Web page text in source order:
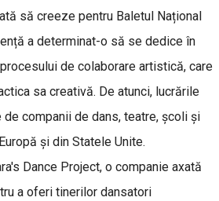
să creeze pentru Baletul Național
a determinat-o să se dedice în
de colaborare artistică, care
sa creativă. De atunci, lucrările
companii de dans, teatre, școli și
și din Statele Unite.
Dance Project, o companie axată
a oferi tinerilor dansatori